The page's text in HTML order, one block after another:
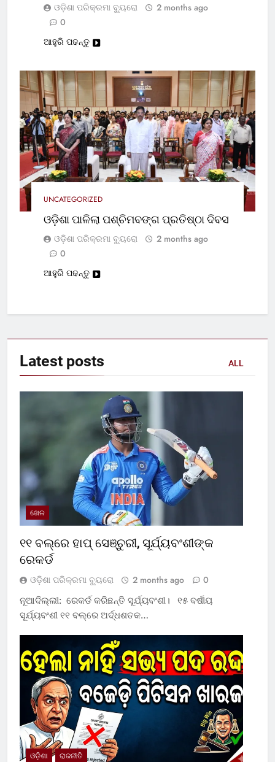
ଓଡ଼ିଶା ପରିକ୍ରମା ବ୍ୟୁରୋ
2 months ago
0
ଆହୁରି ପଢନ୍ତୁ
UNCATEGORIZED
ଓଡ଼ିଶା ପାଳିଲା ପଶ୍ଚିମବଙ୍ଗ ପ୍ରତିଷ୍ଠା ଦିବସ
ଓଡ଼ିଶା ପରିକ୍ରମା ବ୍ୟୁରୋ
2 months ago
0
ଆହୁରି ପଢନ୍ତୁ
Latest posts ALL
ଖେଳ
୧୧ ବଲ୍‌ରେ ହାପ୍ ସେଞ୍ଚୁରୀ, ସୂର୍ଯ୍ୟବଂଶୀଙ୍କ
ରେକର୍ଡ
ଓଡ଼ିଶା ପରିକ୍ରମା ବ୍ୟୁରୋ 2 months ago 0
ନୂଆଦିଲ୍ଲୀ: ରେକର୍ଡ କରିଛନ୍ତି ସୂର୍ଯ୍ୟବଂଶୀ। ୧୫ ବର୍ଷୀୟ
ସୂର୍ଯ୍ୟବଂଶୀ ୧୧ ବଲ୍‌ରେ ଅର୍ଦ୍ଧଶତକ…
ଓଡ଼ିଶା ରାଜନୀତି